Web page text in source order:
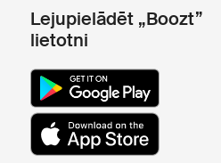
Lejupielādēt „Boozt”
lietotni